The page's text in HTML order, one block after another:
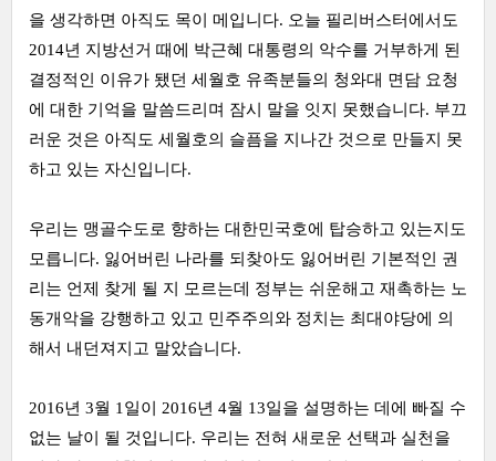
을 생각하면 아직도 목이 메입니다. 오늘 필리버스터에서도
2014년 지방선거 때에 박근혜 대통령의 악수를 거부하게 된
결정적인 이유가 됐던 세월호 유족분들의 청와대 면담 요청
에 대한 기억을 말씀드리며 잠시 말을 잇지 못했습니다. 부끄
러운 것은 아직도 세월호의 슬픔을 지나간 것으로 만들지 못
하고 있는 자신입니다.
우리는 맹골수도로 향하는 대한민국호에 탑승하고 있는지도
모릅니다. 잃어버린 나라를 되찾아도 잃어버린 기본적인 권
리는 언제 찾게 될 지 모르는데 정부는 쉬운해고 재촉하는 노
동개악을 강행하고 있고 민주주의와 정치는 최대야당에 의
해서 내던져지고 말았습니다.
2016년 3월 1일이 2016년 4월 13일을 설명하는 데에 빠질 수
없는 날이 될 것입니다. 우리는 전혀 새로운 선택과 실천을